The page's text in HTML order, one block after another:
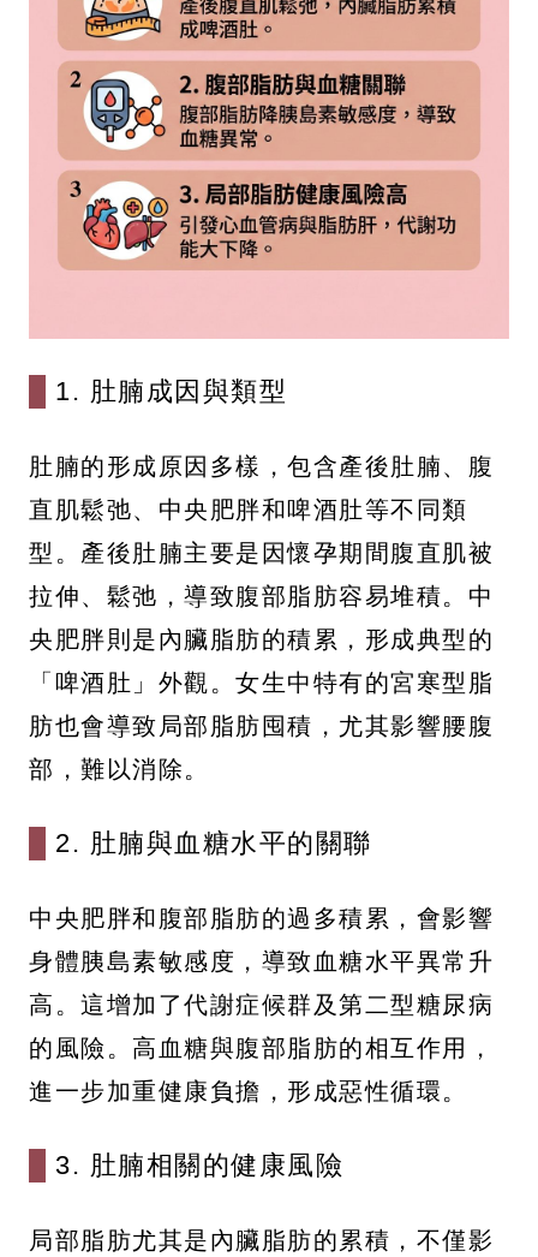
1. 肚腩成因與類型
肚腩的形成原因多樣，包含產後肚腩、腹
直肌鬆弛、中央肥胖和啤酒肚等不同類
型。產後肚腩主要是因懷孕期間腹直肌被
拉伸、鬆弛，導致腹部脂肪容易堆積。中
央肥胖則是內臟脂肪的積累，形成典型的
「啤酒肚」外觀。女生中特有的宮寒型脂
肪也會導致局部脂肪囤積，尤其影響腰腹
部，難以消除。
2. 肚腩與血糖水平的關聯
中央肥胖和腹部脂肪的過多積累，會影響
身體胰島素敏感度，導致血糖水平異常升
高。這增加了代謝症候群及第二型糖尿病
的風險。高血糖與腹部脂肪的相互作用，
進一步加重健康負擔，形成惡性循環。
3. 肚腩相關的健康風險
局部脂肪尤其是內臟脂肪的累積，不僅影